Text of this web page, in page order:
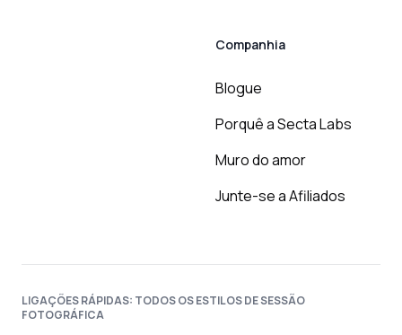
Companhia
Blogue
Porquê a Secta Labs
Muro do amor
Junte-se a Afiliados
LIGAÇÕES RÁPIDAS: TODOS OS ESTILOS DE SESSÃO
FOTOGRÁFICA